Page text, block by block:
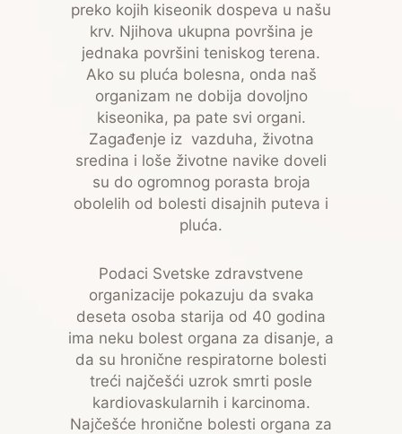
preko kojih kiseonik dospeva u našu
krv. Njihova ukupna površina je
jednaka površini teniskog terena.
Ako su pluća bolesna, onda naš
organizam ne dobija dovoljno
kiseonika, pa pate svi organi.
Zagađenje iz vazduha, životna
sredina i loše životne navike doveli
su do ogromnog porasta broja
obolelih od bolesti disajnih puteva i
pluća.
Podaci Svetske zdravstvene
organizacije pokazuju da svaka
deseta osoba starija od 40 godina
ima neku bolest organa za disanje, a
da su hronične respiratorne bolesti
treći najčešći uzrok smrti posle
kardiovaskularnih i karcinoma.
Najčešće hronične bolesti organa za